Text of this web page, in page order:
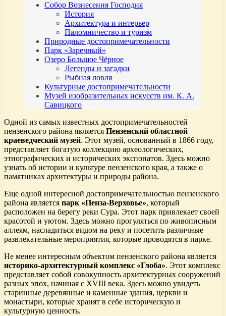
Собор Вознесения Господня
История
Архитектура и интерьер
Паломничество и туризм
Природные достопримечательности
Парк «Заречный»
Озеро Большое Чёрное
Легенды и загадки
Рыбная ловля
Культурные достопримечательности
Музей изобразительных искусств им. К. А.
Савицкого
Одной из самых известных достопримечательностей
пензенского района является Пензенский областной
краеведческий музей. Этот музей, основанный в 1866 году,
представляет богатую коллекцию археологических,
этнографических и исторических экспонатов. Здесь можно
узнать об истории и культуре пензенского края, а также о
памятниках архитектуры и природы района.
Еще одной интересной достопримечательностью пензенского
района является парк «Пенза-Верховье», который
расположен на берегу реки Сура. Этот парк привлекает своей
красотой и уютом. Здесь можно прогуляться по живописным
аллеям, насладиться видом на реку и посетить различные
развлекательные мероприятия, которые проводятся в парке.
Не менее интересным объектом пензенского района является
историко-архитектурный комплекс «Глоба». Этот комплекс
представляет собой совокупность архитектурных сооружений
разных эпох, начиная с XVIII века. Здесь можно увидеть
старинные деревянные и каменные здания, церкви и
монастыри, которые хранят в себе историческую и
культурную ценность.